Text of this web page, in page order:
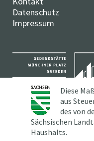
Datenschutz
Impressum
Diese
aus
des von
Sächsischen
Haushalts.